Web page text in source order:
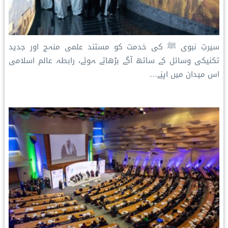
سیرتِ نبوی ﷺ کی خدمت کو مستند علمی منہج اور جدید
تکنیکی وسائل کے ساتھ آگے بڑھاتے ہوئے، رابطہ عالم اسلامی
اس میدان میں اپنے…